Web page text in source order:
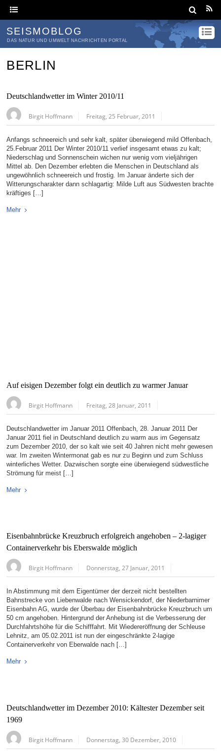
SEISMOBLOG
DAS NATUR UND UMWELT NACHRICHTEN PORTAL
BERLIN
Deutschlandwetter im Winter 2010/11
Birgit Hoffmann Freitag, 25 Februar, 2011
Anfangs schneereich und sehr kalt, später überwiegend mild Offenbach,
25.Februar 2011 Der Winter 2010/11 verlief insgesamt etwas zu kalt;
Niederschlag und Sonnenschein wichen nur wenig vom vieljährigen
Mittel ab. Den Dezember erlebten die Menschen in Deutschland als
ungewöhnlich schneereich und frostig. Im Januar änderte sich der
Witterungscharakter dann schlagartig: Milde Luft aus Südwesten brachte
kräftiges […]
Mehr
Auf eisigen Dezember folgt ein deutlich zu warmer Januar
Birgit Hoffmann Freitag, 28 Januar, 2011
Deutschlandwetter im Januar 2011 Offenbach, 28. Januar 2011 Der
Januar 2011 fiel in Deutschland deutlich zu warm aus im Gegensatz
zum Dezember 2010, der so kalt wie seit 40 Jahren nicht mehr gewesen
war. Im zweiten Wintermonat gab es nur zu Beginn und zum Schluss
winterliches Wetter. Dazwischen sorgte eine überwiegend südwestliche
Strömung für meist […]
Mehr
Eisenbahnbrücke Kreuzbruch erfolgreich angehoben – 2-lagiger
Containerverkehr bis Eberswalde möglich
Birgit Hoffmann Donnerstag, 27 Januar, 2011
In Abstimmung mit dem Eigentümer der derzeit nicht bestellten
Bahnstrecke von Liebenwalde nach Wensickendorf, der Niederbarnimer
Eisenbahn AG, wurde der Überbau der Eisenbahnbrücke Kreuzbruch um
50 cm angehoben. Hintergrund der Anhebung ist die Verbesserung der
Durchfahrtshöhe für die Schifffahrt. Mit Wiedereröffnung der Schleuse
Lehnitz, am 05.02.2011 ist nun der eingeschränkte 2-lagige
Containerverkehr von Eberwalde nach […]
Mehr
Deutschlandwetter im Dezember 2010: Kältester Dezember seit
1969
Birgit Hoffmann Donnerstag, 30 Dezember, 2010